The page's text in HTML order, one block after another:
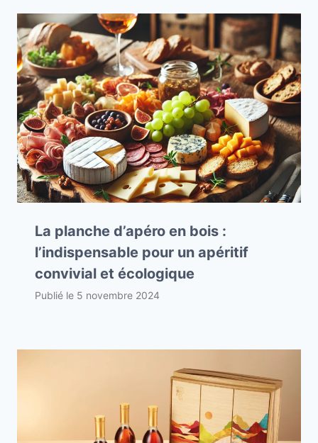
La planche d’apéro en bois :
l’indispensable pour un apéritif
convivial et écologique
Publié le 5 novembre 2024